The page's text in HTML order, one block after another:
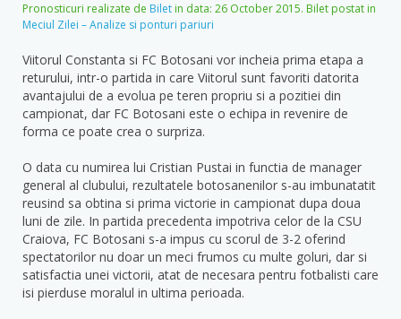
Pronosticuri realizate de Bilet in data: 26 October 2015. Bilet postat in
Meciul Zilei – Analize si ponturi pariuri
Viitorul Constanta si FC Botosani vor incheia prima etapa a
returului, intr-o partida in care Viitorul sunt favoriti datorita
avantajului de a evolua pe teren propriu si a pozitiei din
campionat, dar FC Botosani este o echipa in revenire de
forma ce poate crea o surpriza.
O data cu numirea lui Cristian Pustai in functia de manager
general al clubului, rezultatele botosanenilor s-au imbunatatit
reusind sa obtina si prima victorie in campionat dupa doua
luni de zile. In partida precedenta impotriva celor de la CSU
Craiova, FC Botosani s-a impus cu scorul de 3-2 oferind
spectatorilor nu doar un meci frumos cu multe goluri, dar si
satisfactia unei victorii, atat de necesara pentru fotbalisti care
isi pierduse moralul in ultima perioada.